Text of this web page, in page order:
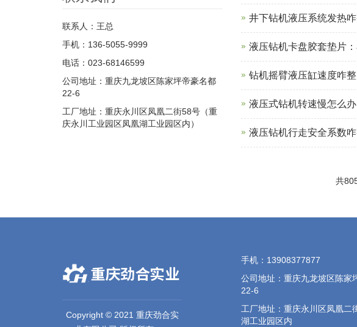
井下钻机液压系统发热
液压钻机卡盘胶套垫片：
钻机摇臂液压缸速度咋
液压式钻机转速慢怎么
液压钻机行走安全系数
共
联系人：王总
手机：136-5055-9999
电话：023-68146599
公司地址：重庆九龙坡区陈家坪帝豪名都
22-6
工厂地址：重庆永川区凤凰二街58号（重
庆永川工业园区凤凰湖工业园区内）
Copyright © 2021 重庆劲合实
手机：13908377877
公司地址：重庆九龙坡区陈家
22-6
工厂地址：重庆永川区凤凰二
湖工业园区内